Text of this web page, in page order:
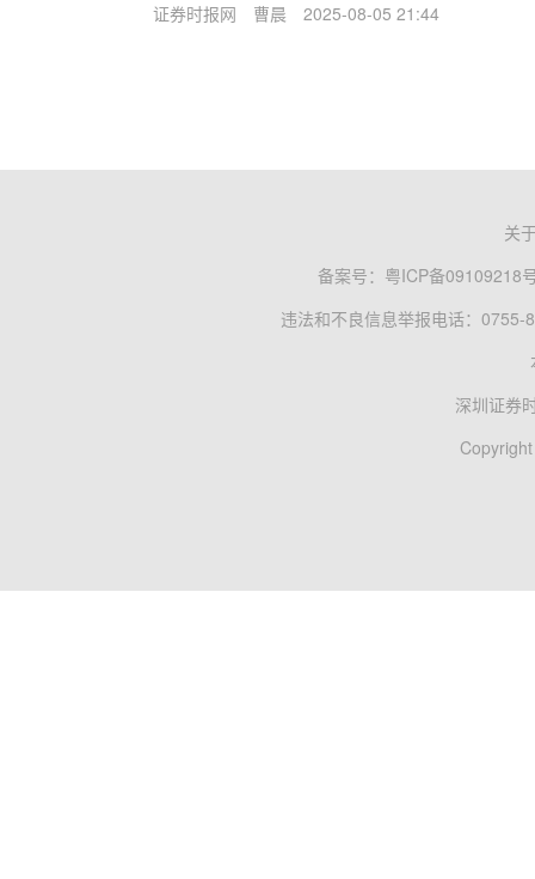
证券时报网 曹晨 2025-08-05 21:44
关
备案号： 粤ICP备09109218
违法和不良信息举报电话：0755-
深圳证券